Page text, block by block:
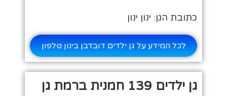
כתובת הגן: ינון ינון
לכל המידע על גן ילדים דובדבן בינון טלפון
גן ילדים 139 חמנית ברמת גן